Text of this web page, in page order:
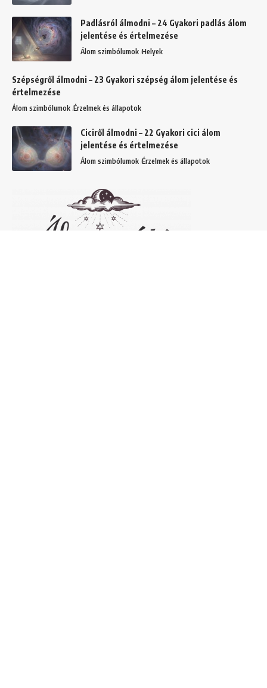
Padlásról álmodni – 24 Gyakori padlás álom
jelentése és értelmezése
Álom szimbólumok Helyek
Szépségről álmodni – 23 Gyakori szépség álom jelentése és
értelmezése
Álom szimbólumok Érzelmek és állapotok
Ciciről álmodni – 22 Gyakori cici álom
jelentése és értelmezése
Álom szimbólumok Érzelmek és állapotok